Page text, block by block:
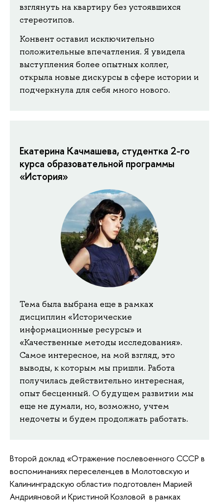
взглянуть на квартиру без устоявшихся
стереотипов.
Конвент оставил исключительно
положительные впечатления. Я увидела
выступления более опытных коллег,
открыла новые дискурсы в сфере истории и
подчеркнула для себя много нового.
Екатерина Качмашева, студентка 2-го
курса образовательной программы
«История»
Тема была выбрана еще в рамках
дисциплин «Исторические
информационные ресурсы» и
«Качественные методы исследования».
Самое интересное, на мой взгляд, это
выводы, к которым мы пришли. Работа
получилась действительно интересная,
опыт бесценный. О будущем развитии мы
еще не думали, но, возможно, учтем
недочеты и будем продолжать работать.
Второй доклад «‎Отражение послевоенного СССР в
воспоминаниях переселенцев в Молотовскую и
Калининградскую области» подготовлен Марией
Андрияновой и Кристиной Козловой в рамках